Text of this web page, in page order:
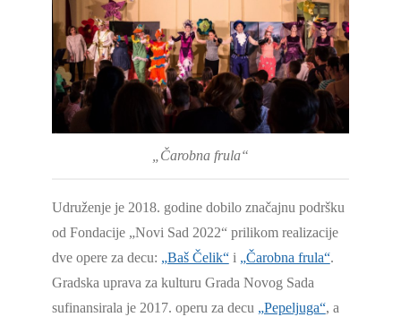
„Čarobna frula“
Udruženje je 2018. godine dobilo značajnu podršku
od Fondacije „Novi Sad 2022“ prilikom realizacije
dve opere za decu: „Baš Čelik“i „Čarobna frula“.
Gradska uprava za kulturu Grada Novog Sada
sufinansirala je 2017. operu za decu „Pepeljuga“, a